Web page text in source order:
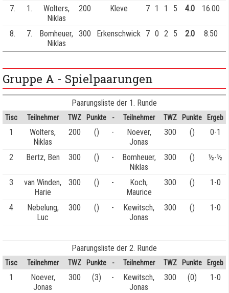
7. 1.
Wolters,
Niklas
200 Kleve 7 1 1 5 4.0 16.00
8. 7.
Bomheuer,
Niklas
300 Erkenschwick 7 0 2 5 2.0 8.50
Gruppe A - Spielpaarungen
Paarungsliste der 1. Runde
Tisc Teilnehmer TWZ Punkte - Teilnehmer TWZ Punkte Ergeb
1
Wolters,
Niklas
200 () -
Noever,
Jonas
300 () 0-1
2 Bertz, Ben 300 () -
Bomheuer,
Niklas
300 () ½-½
3
van Winden,
Harie
300 () -
Koch,
Maurice
300 () 1-0
4
Nebelung,
Luc
300 () -
Kewitsch,
Jonas
300 () 1-0
Paarungsliste der 2. Runde
Tisc Teilnehmer TWZ Punkte - Teilnehmer TWZ Punkte Ergeb
1
Noever,
Jonas
300 (3) -
Kewitsch,
Jonas
300 (0) 1-0